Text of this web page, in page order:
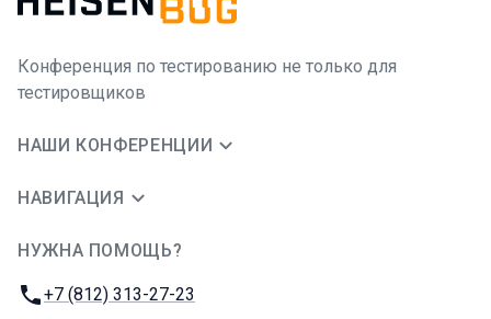
Конференция по тестированию не только для
тестировщиков
НАШИ КОНФЕРЕНЦИИ
НАВИГАЦИЯ
НУЖНА ПОМОЩЬ?
Телефон:
+7 (812) 313-27-23